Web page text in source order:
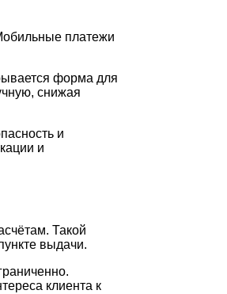
платежи
форма для
снижая
и
и
Такой
выдачи.
клиента к